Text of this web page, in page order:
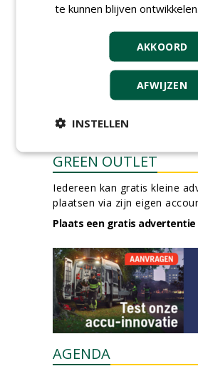
meer Groene
GREEN OUTLET
Iedereen kan gratis kleine
plaatsen via zijn eigen
Plaats een gratis advertentie
AGENDA
te kunnen blijven ontwikkelen.
AKKOORD
AFWIJZEN
INSTELLEN